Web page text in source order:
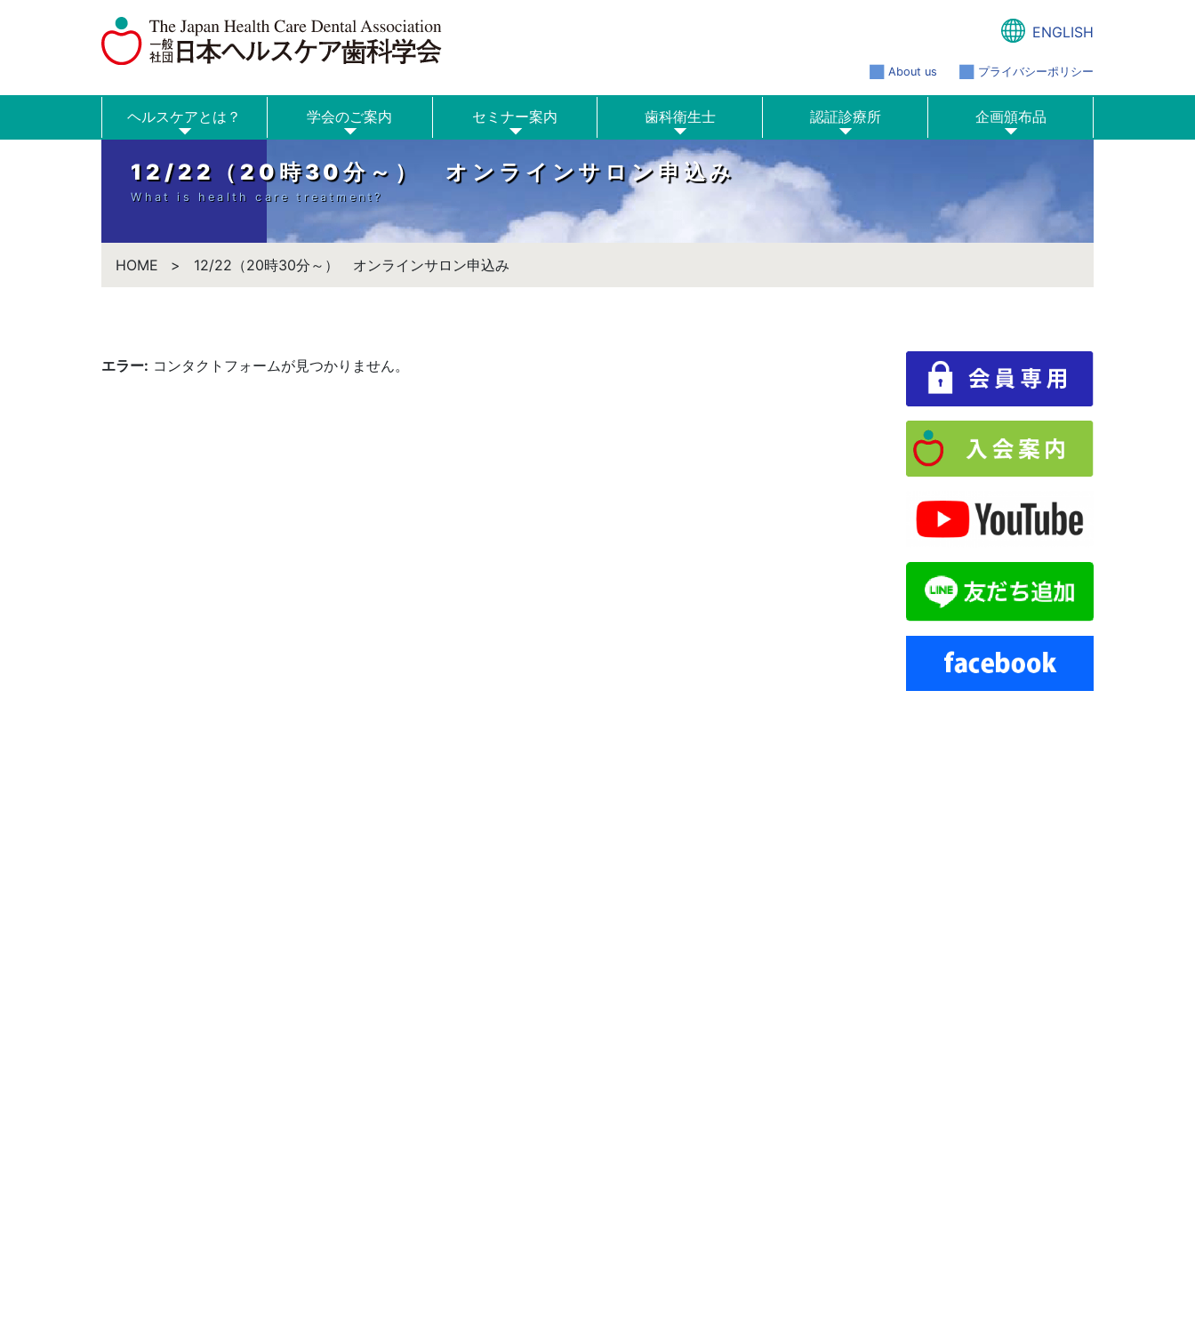
ENGLISH
About us プライバシーポリシー
ヘルスケアとは？ 学会のご案内 セミナー案内 歯科衛生士 認証診療所 企画頒布品
12/22（20時30分～） オンラインサロン申込み
What is health care treatment?
HOME 12/22（20時30分～） オンラインサロン申込み
エラー: コンタクトフォームが見つかりません。